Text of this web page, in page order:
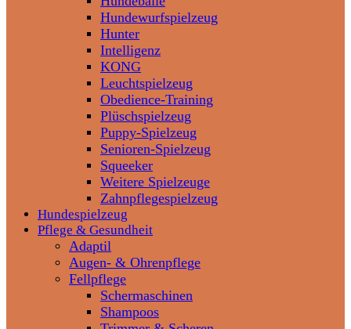
Hundewurfspielzeug
Hunter
Intelligenz
KONG
Leuchtspielzeug
Obedience-Training
Plüschspielzeug
Puppy-Spielzeug
Senioren-Spielzeug
Squeeker
Weitere Spielzeuge
Zahnpflegespielzeug
Hundespielzeug
Pflege & Gesundheit
Adaptil
Augen- & Ohrenpflege
Fellpflege
Schermaschinen
Shampoos